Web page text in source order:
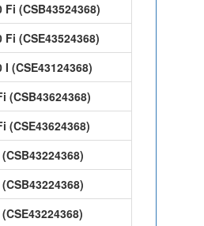
Fi (CSB43524368)
Fi (CSE43524368)
I (CSE43124368)
(CSB43624368)
(CSE43624368)